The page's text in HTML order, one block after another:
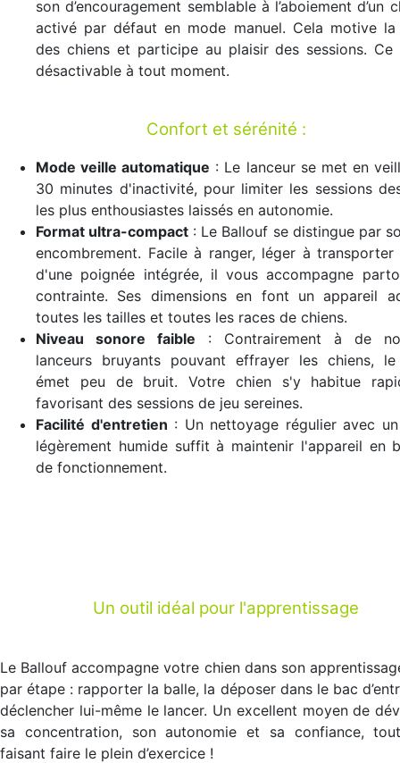
son d’encouragement semblable à l’aboiement d’un
activé par défaut en mode manuel. Cela motive
des chiens et participe au plaisir des sessions. Ce
désactivable à tout moment.
Confort et sérénité :
Mode veille automatique : Le lanceur se met en
30 minutes d'inactivité, pour limiter les sessions
les plus enthousiastes laissés en autonomie.
Format ultra-compact : Le Ballouf se distingue par
encombrement. Facile à ranger, léger à
d'une poignée intégrée, il vous accompagne
contrainte. Ses dimensions en font un appareil
toutes les tailles et toutes les races de chiens.
Niveau sonore faible : Contrairement à de
lanceurs bruyants pouvant effrayer les chiens,
émet peu de bruit. Votre chien s'y habitue
favorisant des sessions de jeu sereines.
Facilité d'entretien : Un nettoyage régulier avec
légèrement humide suffit à maintenir l'appareil en
de fonctionnement.
Un outil idéal pour l'apprentissage
Le Ballouf accompagne votre chien dans son
par étape : rapporter la balle, la déposer dans le bac
déclencher lui-même le lancer. Un excellent moyen de
sa concentration, son autonomie et sa confiance,
faisant faire le plein d’exercice !